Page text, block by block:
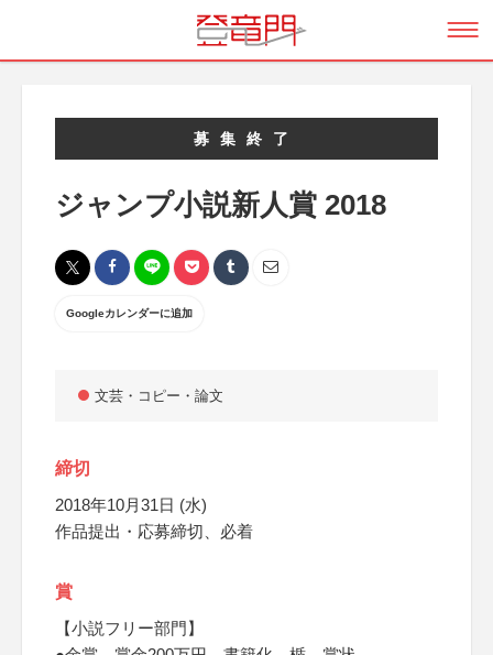
募集終了
ジャンプ小説新人賞 2018
Googleカレンダーに追加
文芸・コピー・論文
締切
2018年10月31日 (水)
作品提出・応募締切、必着
賞
【小説フリー部門】